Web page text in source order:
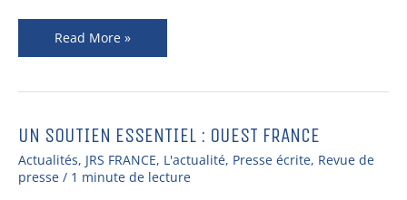
Read More »
UN SOUTIEN ESSENTIEL : OUEST FRANCE
Actualités, JRS FRANCE, L'actualité, Presse écrite, Revue de
presse / 1 minute de lecture
UN
SOUTIEN
ESSENTIEL